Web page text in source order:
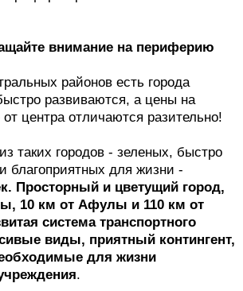
внимание на периферию
районов есть города
развиваются, а цены на
центра отличаются разительно!
таких городов - зеленых, быстро
благоприятных для жизни -
Просторный и цветущий город,
10 км от Афулы и 110 км от
система транспортного
виды, приятный контингент,
для жизни
.